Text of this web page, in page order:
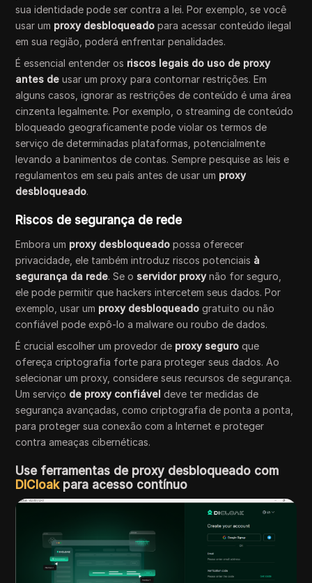
sua identidade pode ser contra a lei. Por exemplo, se você
usar um proxy desbloqueado para acessar conteúdo ilegal
em sua região, poderá enfrentar penalidades.
É essencial entender os riscos legais do uso de proxy
antes de usar um proxy para contornar restrições. Em
alguns casos, ignorar as restrições de conteúdo é uma área
cinzenta legalmente. Por exemplo, o streaming de conteúdo
bloqueado geograficamente pode violar os termos de
serviço de determinadas plataformas, potencialmente
levando a banimentos de contas. Sempre pesquise as leis e
regulamentos em seu país antes de usar um proxy
desbloqueado.
Riscos de segurança de rede
Embora um proxy desbloqueado possa oferecer
privacidade, ele também introduz riscos potenciais à
segurança da rede. Se o servidor proxynão for seguro,
ele pode permitir que hackers intercetem seus dados. Por
exemplo, usar um proxy desbloqueado gratuito ou não
confiável pode expô-lo a malware ou roubo de dados.
É crucial escolher um provedor de proxy seguro que
ofereça criptografia forte para proteger seus dados. Ao
selecionar um proxy, considere seus recursos de segurança.
Um serviço de proxy confiável deve ter medidas de
segurança avançadas, como criptografia de ponta a ponta,
para proteger sua conexão com a Internet e proteger
contra ameaças cibernéticas.
Use ferramentas de proxy desbloqueado com
DICloakpara acesso contínuo